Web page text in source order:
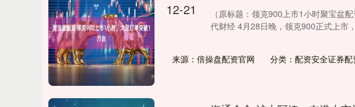
12-21
（原标题：领克900上市1小时聚宝盆
代财经 4月28日晚，领克900正式上市
来源：倍操盘配资官网 分类：配资安全证券配